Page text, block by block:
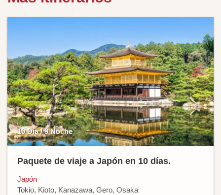
10 Día / 9 Noche
Paquete de viaje a Japón en 10 días.
Japón
Tokio, Kioto, Kanazawa, Gero, Osaka